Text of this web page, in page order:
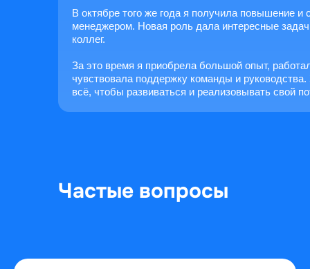
В октябре того же года я получила повышение и
менеджером. Новая роль дала интересные
коллег.
За это время я приобрела большой опыт,
чувствовала поддержку команды и
всё, чтобы развиваться и реализовывать свой
Частые вопросы